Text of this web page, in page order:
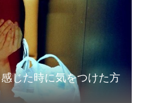
じた時に気をつけた方